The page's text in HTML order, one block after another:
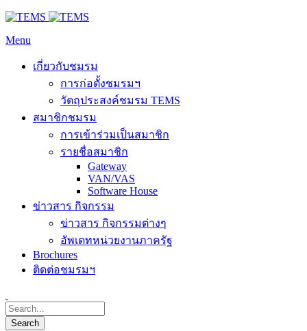
Menu
เกี่ยวกับชมรม
การก่อตั้งชมรมฯ
วัตถุประสงค์ชมรม TEMS
สมาชิกชมรม
การเข้าร่วมเป็นสมาชิก
รายชื่อสมาชิก
Gateway
VAN/VAS
Software House
ข่าวสาร กิจกรรม
ข่าวสาร กิจกรรมต่างๆ
อัพเดทหน่วยงานภาครัฐ
Brochures
ติดต่อชมรมฯ